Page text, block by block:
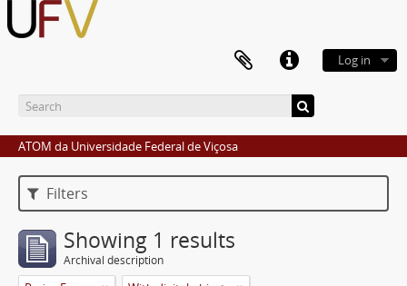
Log in
ATOM da Universidade Federal de Viçosa
Filters
Showing 1 results
Archival description